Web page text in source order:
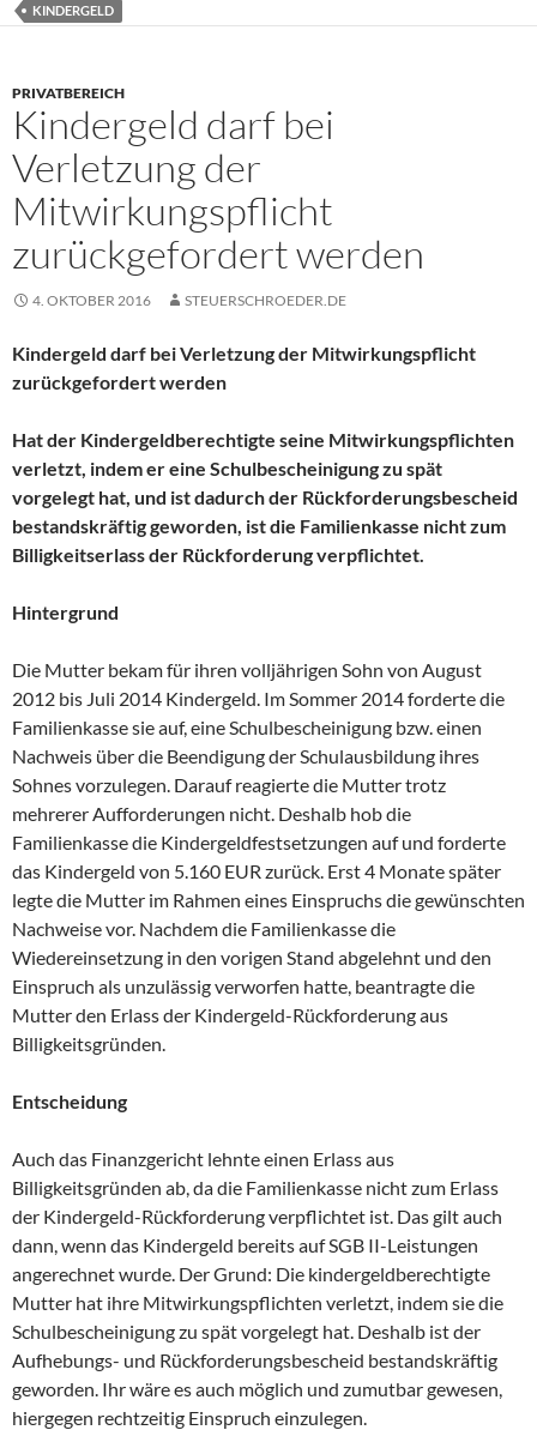
KINDERGELD
PRIVATBEREICH
Kindergeld darf bei
Verletzung der
Mitwirkungspflicht
zurückgefordert werden
4. OKTOBER 2016 STEUERSCHROEDER.DE
Kindergeld darf bei Verletzung der Mitwirkungspflicht
zurückgefordert werden
Hat der Kindergeldberechtigte seine Mitwirkungspflichten
verletzt, indem er eine Schulbescheinigung zu spät
vorgelegt hat, und ist dadurch der Rückforderungsbescheid
bestandskräftig geworden, ist die Familienkasse nicht zum
Billigkeitserlass der Rückforderung verpflichtet.
Hintergrund
Die Mutter bekam für ihren volljährigen Sohn von August
2012 bis Juli 2014 Kindergeld. Im Sommer 2014 forderte die
Familienkasse sie auf, eine Schulbescheinigung bzw. einen
Nachweis über die Beendigung der Schulausbildung ihres
Sohnes vorzulegen. Darauf reagierte die Mutter trotz
mehrerer Aufforderungen nicht. Deshalb hob die
Familienkasse die Kindergeldfestsetzungen auf und forderte
das Kindergeld von 5.160 EUR zurück. Erst 4 Monate später
legte die Mutter im Rahmen eines Einspruchs die gewünschten
Nachweise vor. Nachdem die Familienkasse die
Wiedereinsetzung in den vorigen Stand abgelehnt und den
Einspruch als unzulässig verworfen hatte, beantragte die
Mutter den Erlass der Kindergeld-Rückforderung aus
Billigkeitsgründen.
Entscheidung
Auch das Finanzgericht lehnte einen Erlass aus
Billigkeitsgründen ab, da die Familienkasse nicht zum Erlass
der Kindergeld-Rückforderung verpflichtet ist. Das gilt auch
dann, wenn das Kindergeld bereits auf SGB II-Leistungen
angerechnet wurde. Der Grund: Die kindergeldberechtigte
Mutter hat ihre Mitwirkungspflichten verletzt, indem sie die
Schulbescheinigung zu spät vorgelegt hat. Deshalb ist der
Aufhebungs- und Rückforderungsbescheid bestandskräftig
geworden. Ihr wäre es auch möglich und zumutbar gewesen,
hiergegen rechtzeitig Einspruch einzulegen.